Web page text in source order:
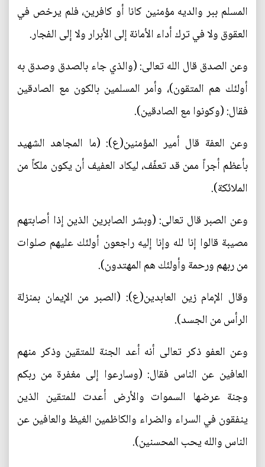
المسلم ببر والديه مؤمنين كانا أو كافرين، فلم يرخص في
العقوق ولا في ترك أداء الأمانة إلى الأبرار ولا إلى الفجار.
وعن الصدق قال الله تعالى: (والذي جاء بالصدق وصدق به
أولئك هم المتقون)، وأمر المسلمين بالكون مع الصادقين
فقال: (وكونوا مع الصادقين).
وعن العفة قال أمير المؤمنين(ع): (ما المجاهد الشهيد
بأعظم أجراً ممن قد تعفّف، ليكاد العفيف أن يكون ملكاً من
الملائكة).
وعن الصبر قال تعالى: (وبشر الصابرين الذين إذا أصابتهم
مصيبة قالوا إنا لله وإنا إليه راجعون أولئك عليهم صلوات
من ربهم ورحمة وأولئك هم المهتدون).
وقال الإمام زين العابدين(ع): (الصبر من الإيمان بمنزلة
الرأس من الجسد).
وعن العفو ذكر تعالى أنه أعد الجنة للمتقين وذكر منهم
العافين عن الناس فقال: (وسارعوا إلى مغفرة من ربكم
وجنة عرضها السموات والأرض أعدت للمتقين الذين
ينفقون في السراء والضراء والكاظمين الغيظ والعافين عن
الناس والله يحب المحسنين).